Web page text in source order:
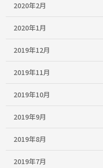
2020年2月
2020年1月
2019年12月
2019年11月
2019年10月
2019年9月
2019年8月
2019年7月